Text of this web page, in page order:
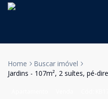
Home
Buscar imóvel
Jardins - 107m², 2 suítes, pé-